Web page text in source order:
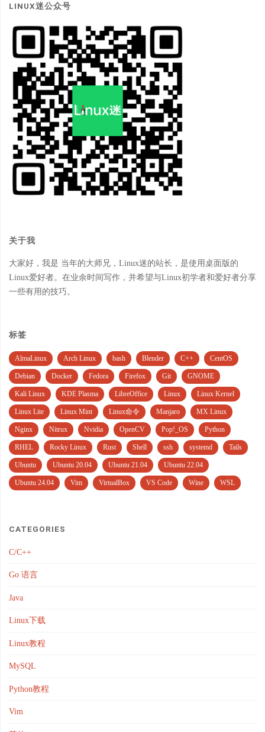
LINUX迷公众号
关于我
大家好，我是 当年的大师兄，Linux迷的站长，是使用桌面版的
Linux爱好者。在业余时间写作，并希望与Linux初学者和爱好者分享
一些有用的技巧。
标签
AlmaLinux Arch Linux bash Blender C++ CentOS
Debian Docker Fedora Firefox Git GNOME
Kali Linux KDE Plasma LibreOffice Linux Linux Kernel
Linux Lite Linux Mint Linux命令 Manjaro MX Linux
Nginx Nitrux Nvidia OpenCV Pop!_OS Python
RHEL Rocky Linux Rust Shell ssh systemd Tails
Ubuntu Ubuntu 20.04 Ubuntu 21.04 Ubuntu 22.04
Ubuntu 24.04 Vim VirtualBox VS Code Wine WSL
CATEGORIES
C/C++
Go 语言
Java
Linux下载
Linux教程
MySQL
Python教程
Vim